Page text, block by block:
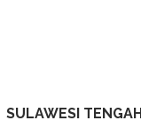
SULAWESI TENGAH